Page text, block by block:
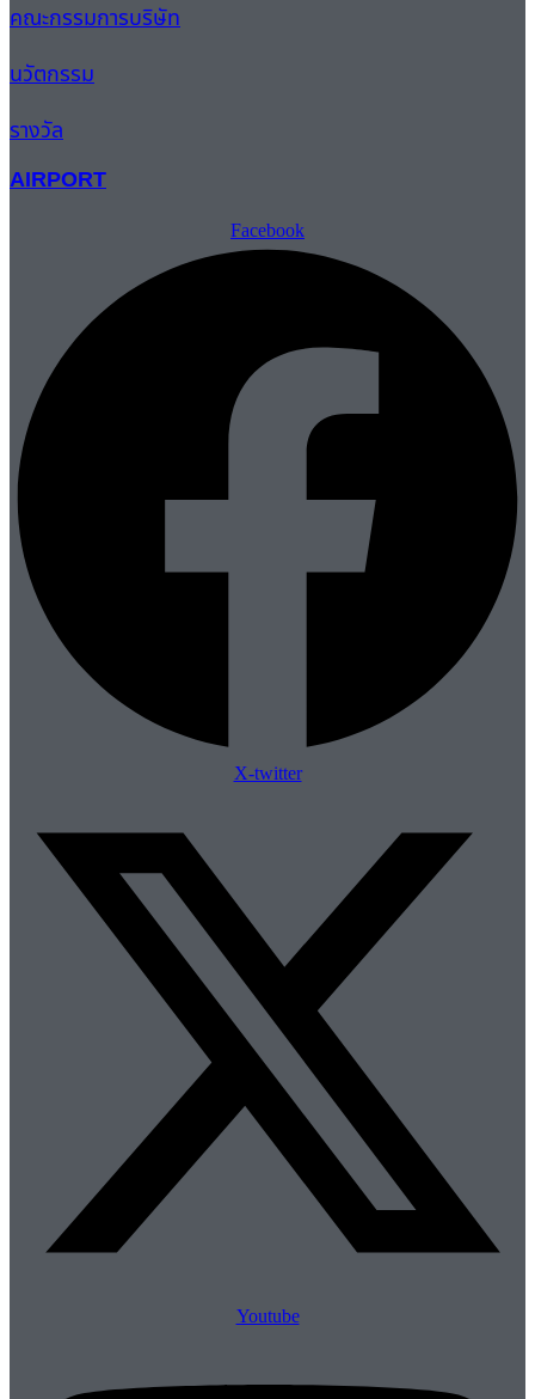
คณะกรรมการบริษัท
นวัตกรรม
รางวัล
AIRPORT
Facebook
X-twitter
Youtube